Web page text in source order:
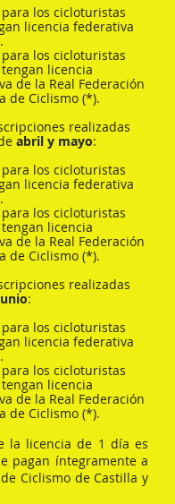
para los cicloturistas
licencia federativa
para los cicloturistas
licencia
de la Real Federación
de Ciclismo (*).
realizadas
abril y mayo:
para los cicloturistas
licencia federativa
para los cicloturistas
licencia
de la Real Federación
de Ciclismo (*).
realizadas
:
para los cicloturistas
licencia federativa
para los cicloturistas
licencia
de la Real Federación
de Ciclismo (*).
la licencia de 1 día es
pagan íntegramente a
Ciclismo de Castilla y